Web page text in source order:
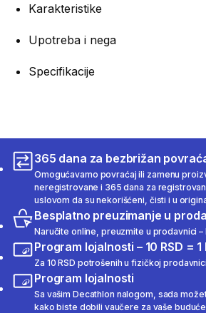
Karakteristike
Upotreba i nega
Specifikacije
365 dana za bezbrižan
Omogućavamo povraćaj ili zamenu
neregistrovane i 365 dana za
uslovom da su nekorišćeni, čisti i u
Besplatno preuzimanje u
Naručite online, preuzmite u prodavnici
Program lojalnosti – 10 RSD = 1
Za 10 RSD potrošenih u fizičkoj
Program lojalnosti
Sa vašim Decathlon nalogom, sada
kako biste dobili vaučere za vaše